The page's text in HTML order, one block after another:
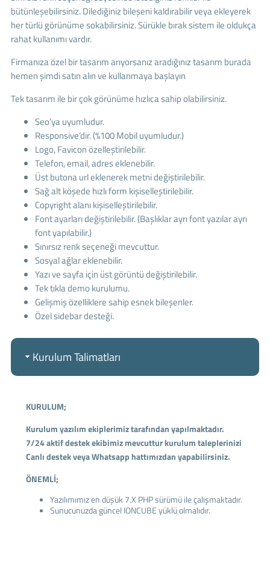
bütünleşebilirsiniz. Dilediğiniz bileşeni kaldırabilir veya ekleyerek
her türlü görünüme sokabilirsiniz. Sürükle bırak sistem ile oldukça
rahat kullanımı vardır.
Firmanıza özel bir tasarım arıyorsanız aradığınız tasarım burada
hemen şimdi satın alın ve kullanmaya başlayın
Tek tasarım ile bir çok görünüme hızlıca sahip olabilirsiniz.
Seo’ya uyumludur.
Responsive’dir. (%100 Mobil uyumludur.)
Logo, Favicon özelleştirilebilir.
Telefon, email, adres eklenebilir.
Üst butona url eklenerek metni değiştirilebilir.
Sağ alt köşede hızlı form kişiselleştirilebilir.
Copyright alanı kişiselleştirilebilir.
Font ayarları değiştirilebilir. (Başlıklar ayrı font yazılar ayrı
font yapılabilir.)
Sınırsız renk seçeneği mevcuttur.
Sosyal ağlar eklenebilir.
Yazı ve sayfa için üst görüntü değiştirilebilir.
Tek tıkla demo kurulumu.
Gelişmiş özelliklere sahip esnek bileşenler.
Özel sidebar desteği.
Kurulum Talimatları
KURULUM;
Kurulum yazılım ekiplerimiz tarafından yapılmaktadır.
7/24 aktif destek ekibimiz mevcuttur kurulum taleplerinizi
Canlı destek veya Whatsapp hattımızdan yapabilirsiniz.
ÖNEMLİ;
Yazılımımız en düşük 7.X PHP sürümü ile çalışmaktadır.
Sunucunuzda güncel IONCUBE yüklü olmalıdır.